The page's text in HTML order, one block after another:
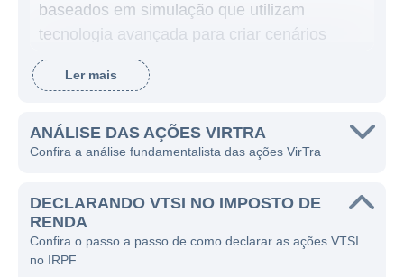
baseados em simulação que utilizam
tecnologia avançada para criar cenários
realistas, visando aprimorar as habilidades
dos usuários em situações de alta pressão.
de situações de combate e administração de
crises a treinamentos táticos e de segurança
O modelo de negócios da VirTra baseia-se
na venda de sistemas de simulação,
software de treinamento, e serviços de
Ler mais
ANÁLISE DAS AÇÕES VIRTRA
Confira a análise fundamentalista das ações VirTra
DECLARANDO VTSI NO IMPOSTO DE
RENDA
Confira o passo a passo de como declarar as ações VTSI
no IRPF